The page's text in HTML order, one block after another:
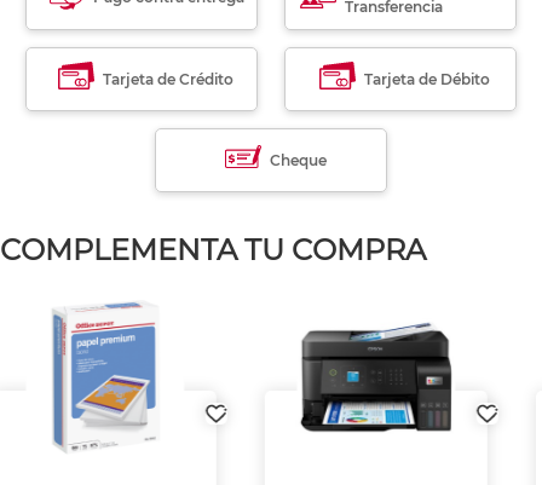
Transferencia
Tarjeta de Crédito Tarjeta de Débito
Cheque
COMPLEMENTA TU COMPRA